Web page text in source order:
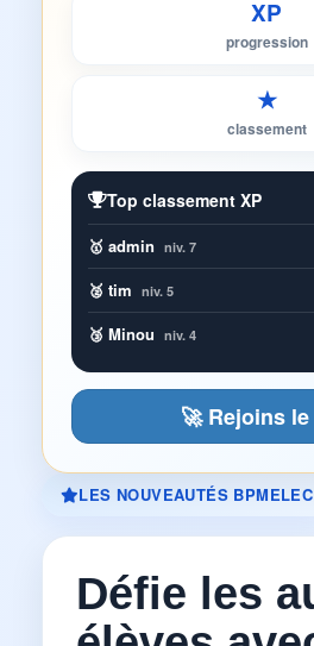
XP
progression
★
classement
Top classement XP
🥇 admin niv. 7
🥈 tim niv. 5
🥉 Minou niv. 4
🚀 Rejoins
LES NOUVEAUTÉS BPMELEC
Défie les